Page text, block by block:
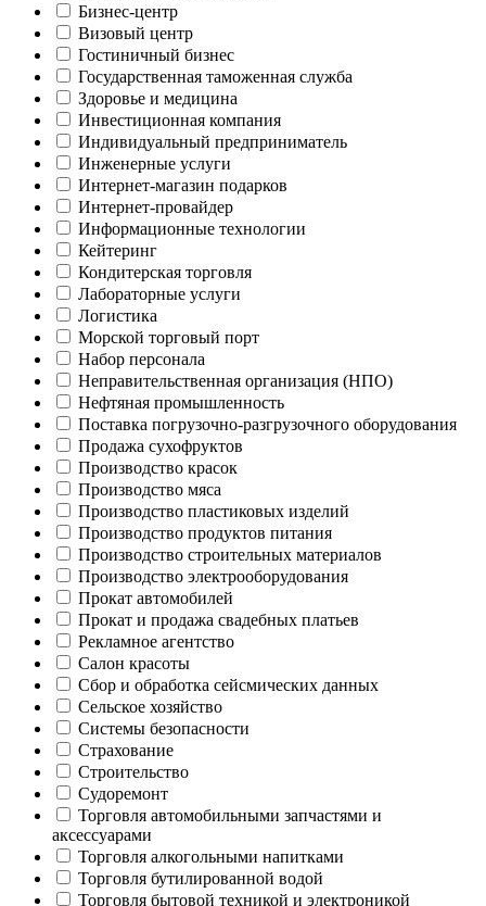
Бизнес-центр
Визовый центр
Гостиничный бизнес
Государственная таможенная служба
Здоровье и медицина
Инвестиционная компания
Индивидуальный предприниматель
Инженерные услуги
Интернет-магазин подарков
Интернет-провайдер
Информационные технологии
Кейтеринг
Кондитерская торговля
Лабораторные услуги
Логистика
Морской торговый порт
Набор персонала
Неправительственная организация (НПО)
Нефтяная промышленность
Поставка погрузочно-разгрузочного оборудования
Продажа сухофруктов
Производство красок
Производство мяса
Производство пластиковых изделий
Производство продуктов питания
Производство строительных материалов
Производство электрооборудования
Прокат автомобилей
Прокат и продажа свадебных платьев
Рекламное агентство
Салон красоты
Сбор и обработка сейсмических данных
Сельское хозяйство
Системы безопасности
Страхование
Строительство
Судоремонт
Торговля автомобильными запчастями и
аксессуарами
Торговля алкогольными напитками
Торговля бутилированной водой
Торговля бытовой техникой и электроникой